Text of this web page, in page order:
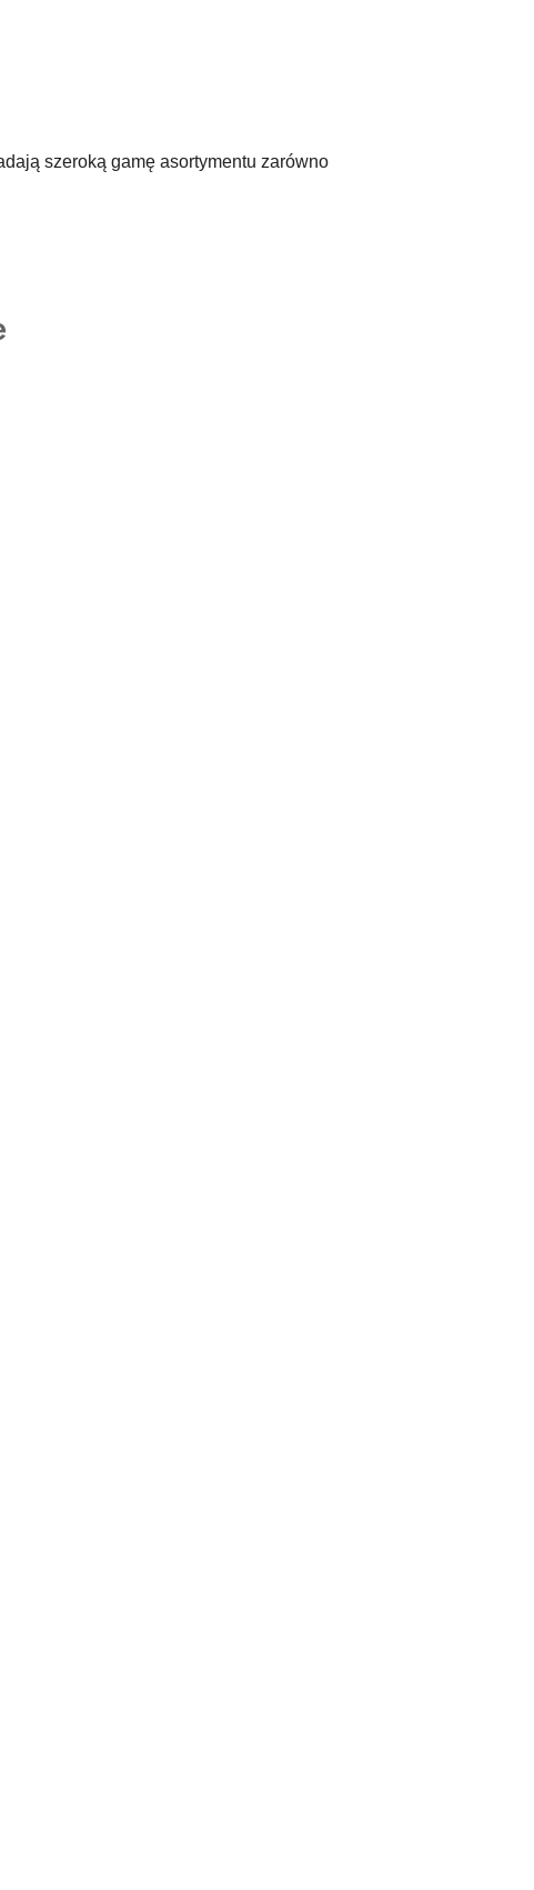
szeroką gamę asortymentu zarówno